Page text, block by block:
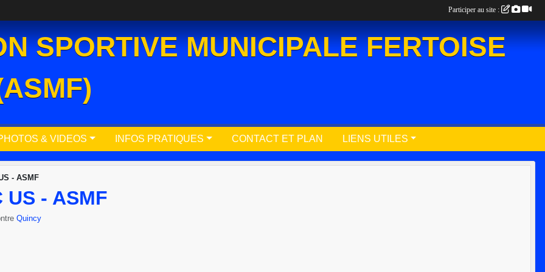
SPORTIVE MUNICIPALE FERTOISE
& VIDEOS INFOS PRATIQUES CONTACT ET PLAN LIENS UTILES
- ASMF
US - ASMF
Quincy
Participer au site :